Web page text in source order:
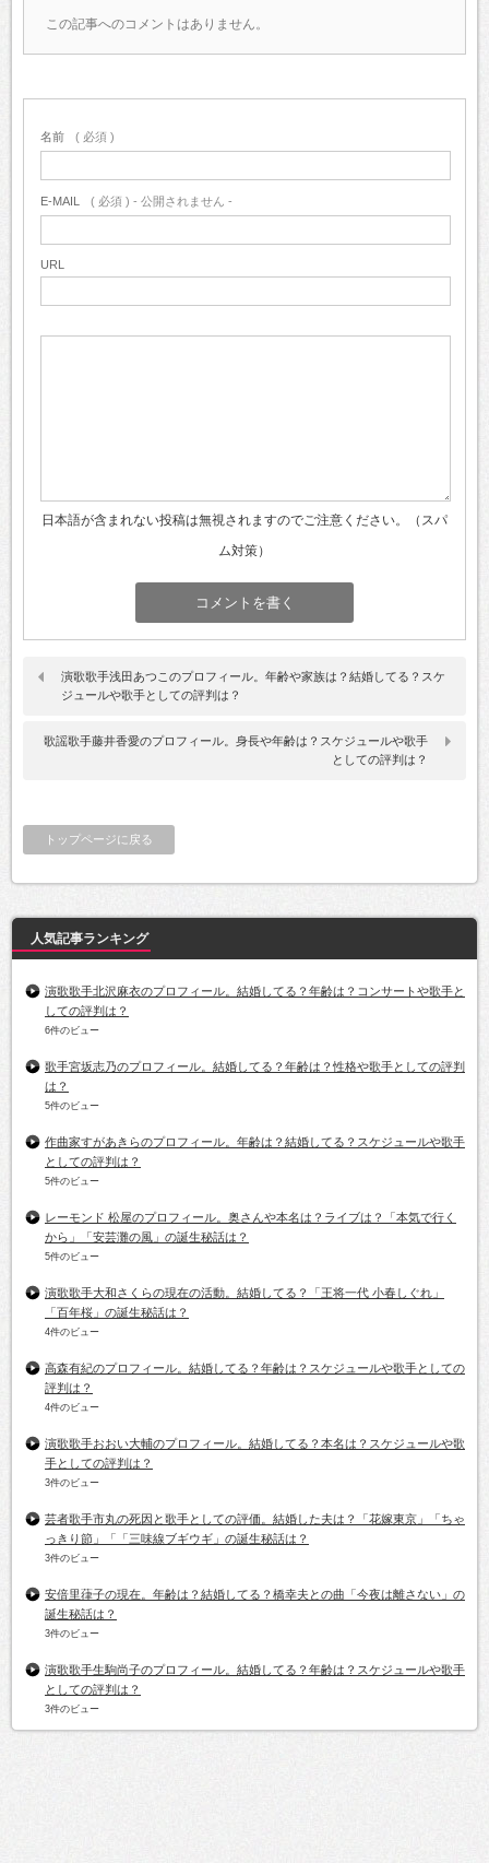
この記事へのコメントはありません。
名前 ( 必須 )
E-MAIL ( 必須 ) - 公開されません -
URL
日本語が含まれない投稿は無視されますのでご注意ください。（スパ
ム対策）
演歌歌手浅田あつこのプロフィール。年齢や家族は？結婚してる？スケ
ジュールや歌手としての評判は？
歌謡歌手藤井香愛のプロフィール。身長や年齢は？スケジュールや歌手
としての評判は？
トップページに戻る
人気記事ランキング
演歌歌手北沢麻衣のプロフィール。結婚してる？年齢は？コンサートや歌手と
しての評判は？
6件のビュー
歌手宮坂志乃のプロフィール。結婚してる？年齢は？性格や歌手としての評判
は？
5件のビュー
作曲家すがあきらのプロフィール。年齢は？結婚してる？スケジュールや歌手
としての評判は？
5件のビュー
レーモンド 松屋のプロフィール。奥さんや本名は？ライブは？「本気で行く
から」「安芸灘の風」の誕生秘話は？
5件のビュー
演歌歌手大和さくらの現在の活動。結婚してる？「王将一代 小春しぐれ」
「百年桜」の誕生秘話は？
4件のビュー
高森有紀のプロフィール。結婚してる？年齢は？スケジュールや歌手としての
評判は？
4件のビュー
演歌歌手おおい大輔のプロフィール。結婚してる？本名は？スケジュールや歌
手としての評判は？
3件のビュー
芸者歌手市丸の死因と歌手としての評価。結婚した夫は？「花嫁東京」「ちゃ
っきり節」「「三味線ブギウギ」の誕生秘話は？
3件のビュー
安倍里葎子の現在。年齢は？結婚してる？橋幸夫との曲「今夜は離さない」の
誕生秘話は？
3件のビュー
演歌歌手生駒尚子のプロフィール。結婚してる？年齢は？スケジュールや歌手
としての評判は？
3件のビュー